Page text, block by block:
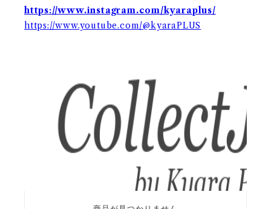
https://www.instagram.com/kyaraplus/
https://www.youtube.com/@kyaraPLUS